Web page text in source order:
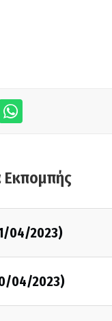
Εκπομπής
04/2023)
04/2023)